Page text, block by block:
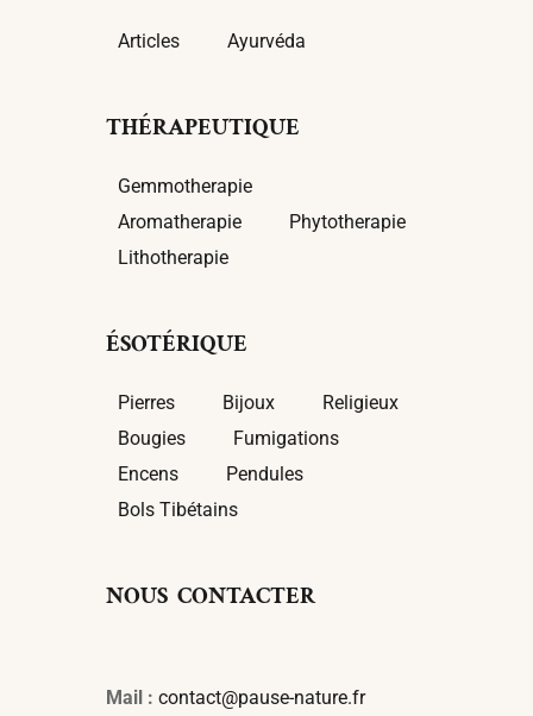
Articles Ayurvéda
THÉRAPEUTIQUE
Gemmotherapie
Aromatherapie
Phytotherapie
Lithotherapie
ÉSOTÉRIQUE
Pierres Bijoux
Religieux
Bougies
Fumigations
Encens
Pendules
Bols Tibétains
NOUS CONTACTER
Mail : contact@pause-nature.fr